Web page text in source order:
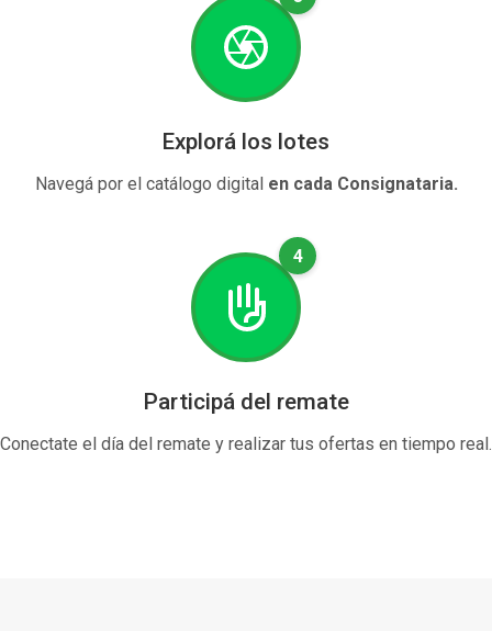
Explorá los lotes
Navegá por el catálogo digital en cada Consignataria.
4
Participá del remate
Conectate el día del remate y realizar tus ofertas en tiempo real.